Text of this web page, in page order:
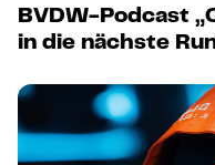
BVDW-Podcast
in die nächste